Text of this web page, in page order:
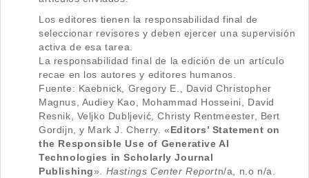
Los editores tienen la responsabilidad final de
seleccionar revisores y deben ejercer una supervisión
activa de esa tarea.
La responsabilidad final de la edición de un artículo
recae en los autores y editores humanos.
Fuente: Kaebnick, Gregory E., David Christopher
Magnus, Audiey Kao, Mohammad Hosseini, David
Resnik, Veljko Dubljević, Christy Rentmeester, Bert
Gordijn, y Mark J. Cherry. «Editors’ Statement on
the Responsible Use of Generative AI
Technologies in Scholarly Journal
Publishing». Hastings Center Reportn/a, n.o n/a.